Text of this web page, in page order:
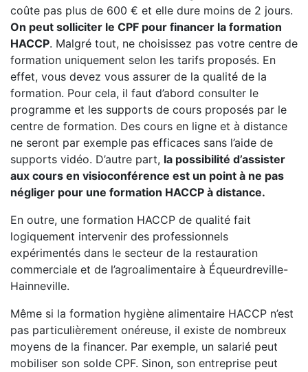
coûte pas plus de 600 € et elle dure moins de 2 jours.
On peut solliciter le CPF pour financer la formation
HACCP. Malgré tout, ne choisissez pas votre centre de
formation uniquement selon les tarifs proposés. En
effet, vous devez vous assurer de la qualité de la
formation. Pour cela, il faut d’abord consulter le
programme et les supports de cours proposés par le
centre de formation. Des cours en ligne et à distance
ne seront par exemple pas efficaces sans l’aide de
supports vidéo. D’autre part, la possibilité d’assister
aux cours en visioconférence est un point à ne pas
négliger pour une formation HACCP à distance.
En outre, une formation HACCP de qualité fait
logiquement intervenir des professionnels
expérimentés dans le secteur de la restauration
commerciale et de l’agroalimentaire à Équeurdreville-
Hainneville.
Même si la formation hygiène alimentaire HACCP n’est
pas particulièrement onéreuse, il existe de nombreux
moyens de la financer. Par exemple, un salarié peut
mobiliser son solde CPF. Sinon, son entreprise peut